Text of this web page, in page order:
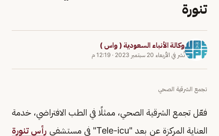
تنورة
وكالة الأنباء السعودية ( واس )
نُشر في الأربعاء 20 سبتمبر 2023 · 12:19 م
تجمع الشرقية الصحي
فعّل تجمع الشرقية الصحي، ممثلًا في الطب الافتراضي، خدمة
العناية المركزة عن بعد "Tele-icu" في مستشفى
رأس تنورة